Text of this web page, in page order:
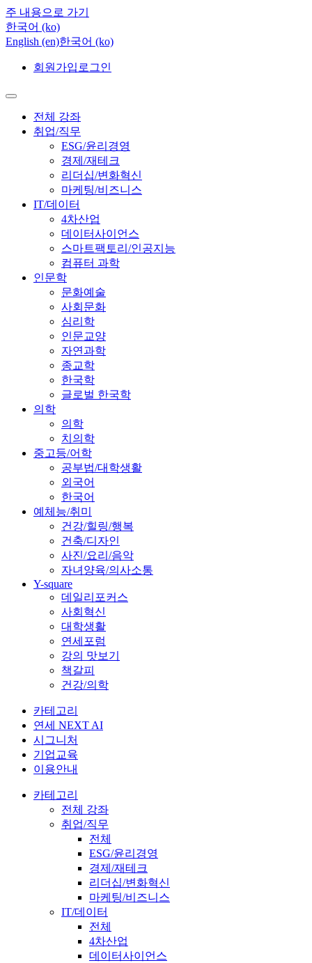
주 내용으로 가기
한국어 ‎(ko)‎
English ‎(en)‎한국어 ‎(ko)‎
회원가입 로그인
전체 강좌
취업/직무
ESG/윤리경영
경제/재테크
리더십/변화혁신
마케팅/비즈니스
IT/데이터
4차산업
데이터사이언스
스마트팩토리/인공지능
컴퓨터 과학
인문학
문화예술
사회문화
심리학
인문교양
자연과학
종교학
한국학
글로벌 한국학
의학
의학
치의학
중고등/어학
공부법/대학생활
외국어
한국어
예체능/취미
건강/힐링/행복
건축/디자인
사진/요리/음악
자녀양육/의사소통
Y-square
데일리포커스
사회혁신
대학생활
연세포럼
강의 맛보기
책갈피
건강/의학
카테고리
연세 NEXT AI
시그니처
기업교육
이용안내
카테고리
전체 강좌
취업/직무
전체
ESG/윤리경영
경제/재테크
리더십/변화혁신
마케팅/비즈니스
IT/데이터
전체
4차산업
데이터사이언스